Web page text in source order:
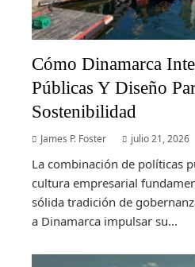
Cómo Dinamarca
Públicas Y Diseño
Sostenibilidad
James P. Foster julio 21, 2026
La combinación de políticas
cultura empresarial
sólida tradición de
a Dinamarca impulsar su...